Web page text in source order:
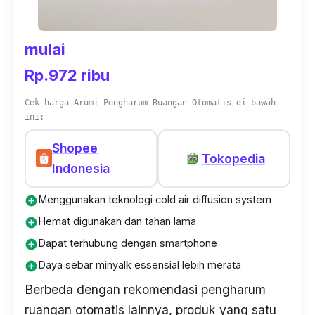
menghadap ke depan setelah memasukkan
refillke dalam alat, lalu atur pengatur waktu
sesuai interval yang diinginkan.
mulai
Rp.972 ribu
Cek harga Arumi Pengharum Ruangan Otomatis di bawah
ini:
Shopee
Indonesia
Tokopedia
add_circleMenggunakan teknologi cold air diffusion system
add_circleHemat digunakan dan tahan lama
add_circleDapat terhubung dengan smartphone
add_circleDaya sebar minyalk essensial lebih merata
Berbeda dengan rekomendasi pengharum
ruangan otomatis lainnya, produk yang satu